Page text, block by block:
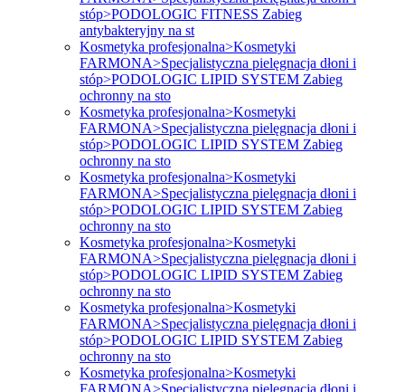
stóp>PODOLOGIC FITNESS Zabieg
antybakteryjny na st
Kosmetyka profesjonalna>Kosmetyki
FARMONA>Specjalistyczna pielęgnacja dłoni i
stóp>PODOLOGIC LIPID SYSTEM Zabieg
ochronny na sto
Kosmetyka profesjonalna>Kosmetyki
FARMONA>Specjalistyczna pielęgnacja dłoni i
stóp>PODOLOGIC LIPID SYSTEM Zabieg
ochronny na sto
Kosmetyka profesjonalna>Kosmetyki
FARMONA>Specjalistyczna pielęgnacja dłoni i
stóp>PODOLOGIC LIPID SYSTEM Zabieg
ochronny na sto
Kosmetyka profesjonalna>Kosmetyki
FARMONA>Specjalistyczna pielęgnacja dłoni i
stóp>PODOLOGIC LIPID SYSTEM Zabieg
ochronny na sto
Kosmetyka profesjonalna>Kosmetyki
FARMONA>Specjalistyczna pielęgnacja dłoni i
stóp>PODOLOGIC LIPID SYSTEM Zabieg
ochronny na sto
Kosmetyka profesjonalna>Kosmetyki
FARMONA>Specjalistyczna pielęgnacja dłoni i